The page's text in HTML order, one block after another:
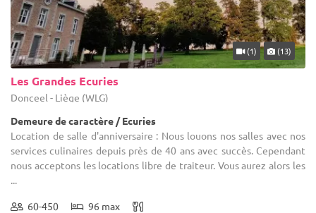
(1) (13)
Les Grandes Ecuries
Donceel - Liège (WLG)
Demeure de caractère / Ecuries
Location de salle d'anniversaire : Nous louons nos salles avec nos
services culinaires depuis près de 40 ans avec succès. Cependant
nous acceptons les locations libre de traiteur. Vous aurez alors les
60-450 96 max